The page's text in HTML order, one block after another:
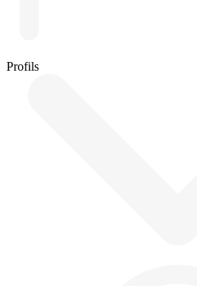
Profils